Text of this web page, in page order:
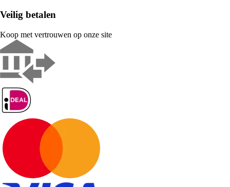
Veilig betalen
Koop met vertrouwen op onze site